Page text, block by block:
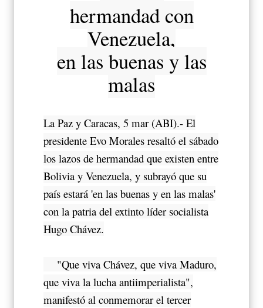
hermandad con
Venezuela,
en las buenas y las
malas
La Paz y Caracas, 5 mar (ABI).- El
presidente Evo Morales resaltó el sábado
los lazos de hermandad que existen entre
Bolivia y Venezuela, y subrayó que su
país estará 'en las buenas y en las malas'
con la patria del extinto líder socialista
Hugo Chávez.
"Que viva Chávez, que viva Maduro,
que viva la lucha antiimperialista",
manifestó al conmemorar el tercer